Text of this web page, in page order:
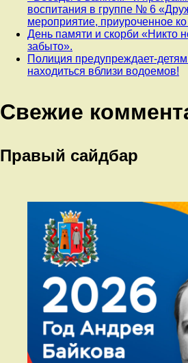
воспитания в группе № 6
мероприятие, приуроченное
День памяти и скорби «Никто
забыто».
Полиция предупреждает-
находиться вблизи водоемов!
Свежие
Правый сайдбар